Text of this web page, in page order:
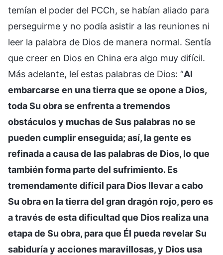
temían el poder del PCCh, se habían aliado para
perseguirme y no podía asistir a las reuniones ni
leer la palabra de Dios de manera normal. Sentía
que creer en Dios en China era algo muy difícil.
Más adelante, leí estas palabras de Dios: “Al
embarcarse en una tierra que se opone a Dios,
toda Su obra se enfrenta a tremendos
obstáculos y muchas de Sus palabras no se
pueden cumplir enseguida; así, la gente es
refinada a causa de las palabras de Dios, lo que
también forma parte del sufrimiento. Es
tremendamente difícil para Dios llevar a cabo
Su obra en la tierra del gran dragón rojo, pero es
a través de esta dificultad que Dios realiza una
etapa de Su obra, para que Él pueda revelar Su
sabiduría y acciones maravillosas, y Dios usa